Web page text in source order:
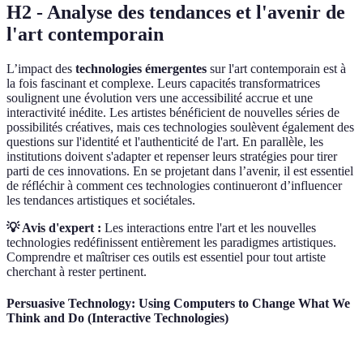
H2 - Analyse des tendances et l'avenir de
l'art contemporain
L’impact des technologies émergentes sur l'art contemporain est à
la fois fascinant et complexe. Leurs capacités transformatrices
soulignent une évolution vers une accessibilité accrue et une
interactivité inédite. Les artistes bénéficient de nouvelles séries de
possibilités créatives, mais ces technologies soulèvent également des
questions sur l'identité et l'authenticité de l'art. En parallèle, les
institutions doivent s'adapter et repenser leurs stratégies pour tirer
parti de ces innovations. En se projetant dans l’avenir, il est essentiel
de réfléchir à comment ces technologies continueront d’influencer
les tendances artistiques et sociétales.
💡 Avis d'expert : Les interactions entre l'art et les nouvelles
technologies redéfinissent entièrement les paradigmes artistiques.
Comprendre et maîtriser ces outils est essentiel pour tout artiste
cherchant à rester pertinent.
Persuasive Technology: Using Computers to Change What We
Think and Do (Interactive Technologies)